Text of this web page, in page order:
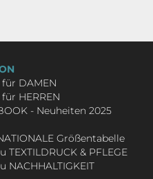
für DAMEN
HERREN
- Neuheiten 2025
Größentabelle
TEXTILDRUCK & PFLEGE
NACHHALTIGKEIT